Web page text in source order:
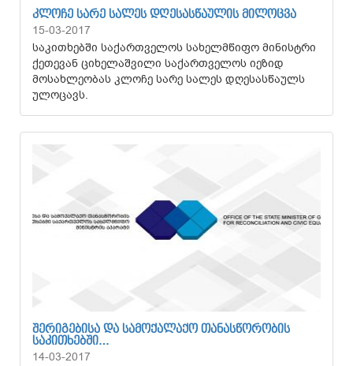
ᲙᲚᲝᲩᲔ ᲡᲐᲠᲔ ᲡᲐᲚᲔᲡ ᲓᲦᲔᲡᲐᲡᲬᲐᲣᲚᲘᲡ ᲛᲘᲚᲝᲪᲕᲐ
15-03-2017
საკითხებში საქართველოს სახელმწიფო მინისტრი
ქეთევან ციხელაშვილი საქართველოს იეზიდ
მოსახლეობას კლოჩე სარე სალეს დღესასწაულს
ულოცავს.
ᲨᲔᲠᲘᲒᲔᲑᲘᲡᲐ ᲓᲐ ᲡᲐᲛᲝᲥᲐᲚᲐᲥᲝ ᲗᲐᲜᲐᲡᲬᲝᲠᲝᲑᲘᲡ
ᲡᲐᲙᲘᲗᲮᲔᲑᲨᲘ…
14-03-2017